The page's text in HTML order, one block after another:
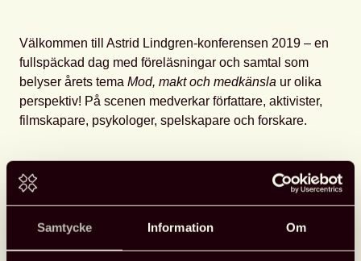
Samtycke Information Om
Välkommen till Astrid Lindgren-konferensen 2019 – en
fullspäckad dag med föreläsningar och samtal som
belyser årets tema Mod, makt och medkänsla ur olika
perspektiv! På scenen medverkar författare, aktivister,
filmskapare, psykologer, spelskapare och forskare.
Medverkande talare:
Jacqueline Woodson, Carole Bloch, Lasse Berg,
Agnes Wold, Josef Fares, Suzanne Osten, Gabriela
Pichler, Jenny Jägerfeld, Jonas Mosskin, Lars